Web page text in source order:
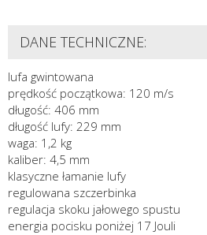
DANE TECHNICZNE:
lufa gwintowana
prędkość początkowa: 120 m/s
długość: 406 mm
długość lufy: 229 mm
waga: 1,2 kg
kaliber: 4,5 mm
klasyczne łamanie lufy
regulowana szczerbinka
regulacja skoku jałowego spustu
energia pocisku poniżej 17 Jouli